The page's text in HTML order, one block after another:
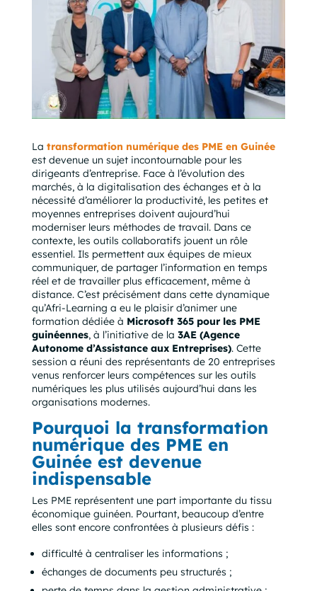
La transformation numérique des PME en Guinée
est devenue un sujet incontournable pour les
dirigeants d’entreprise. Face à l’évolution des
marchés, à la digitalisation des échanges et à la
nécessité d’améliorer la productivité, les petites et
moyennes entreprises doivent aujourd’hui
moderniser leurs méthodes de travail. Dans ce
contexte, les outils collaboratifs jouent un rôle
essentiel. Ils permettent aux équipes de mieux
communiquer, de partager l’information en temps
réel et de travailler plus efficacement, même à
distance. C’est précisément dans cette dynamique
qu’Afri-Learning a eu le plaisir d’animer une
formation dédiée à Microsoft 365 pour les PME
guinéennes, à l’initiative de la 3AE (Agence
Autonome d’Assistance aux Entreprises). Cette
session a réuni des représentants de 20 entreprises
venus renforcer leurs compétences sur les outils
numériques les plus utilisés aujourd’hui dans les
organisations modernes.
Pourquoi la transformation
numérique des PME en
Guinée est devenue
indispensable
Les PME représentent une part importante du tissu
économique guinéen. Pourtant, beaucoup d’entre
elles sont encore confrontées à plusieurs défis :
difficulté à centraliser les informations ;
échanges de documents peu structurés ;